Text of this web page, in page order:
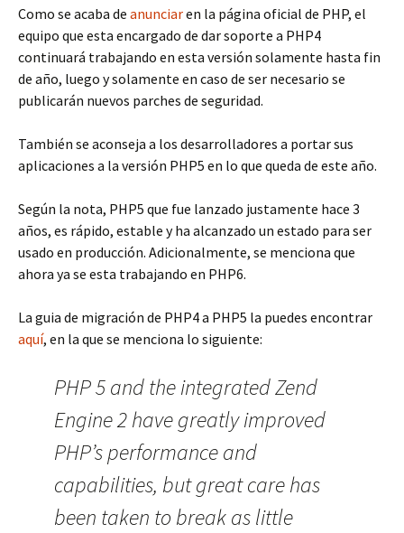
Como se acaba de anunciaren la página oficial de PHP, el
equipo que esta encargado de dar soporte a PHP4
continuará trabajando en esta versión solamente hasta fin
de año, luego y solamente en caso de ser necesario se
publicarán nuevos parches de seguridad.
También se aconseja a los desarrolladores a portar sus
aplicaciones a la versión PHP5 en lo que queda de este año.
Según la nota, PHP5 que fue lanzado justamente hace 3
años, es rápido, estable y ha alcanzado un estado para ser
usado en producción. Adicionalmente, se menciona que
ahora ya se esta trabajando en PHP6.
La guia de migración de PHP4 a PHP5 la puedes encontrar
aquí, en la que se menciona lo siguiente:
PHP 5 and the integrated Zend
Engine 2 have greatly improved
PHP’s performance and
capabilities, but great care has
been taken to break as little